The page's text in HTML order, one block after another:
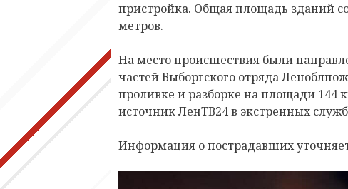
пристройка. Общая площадь зданий
метров.
На место происшествия были
частей Выборгского отряда
проливке и разборке на площади 144
источник ЛенТВ24 в экстренных
Информация о пострадавших